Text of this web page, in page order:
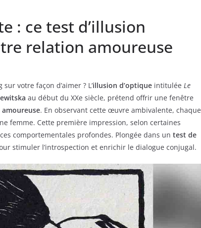
: ce test d’illusion
relation amoureuse
votre façon d’aimer ? L’illusion d’optique intitulée Le
au début du XXe siècle, prétend offrir une fenêtre
. En observant cette œuvre ambivalente, chaque
femme. Cette première impression, selon certaines
comportementales profondes. Plongée dans un test de
stimuler l’introspection et enrichir le dialogue conjugal.